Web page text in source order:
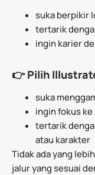
suka berpikir
tertarik
ingin karier
👉 Pilih
suka
ingin fokus ke
tertarik
atau karakter
Tidak ada yang
jalur yang sesuai